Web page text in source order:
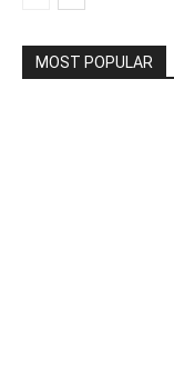
MOST POPULAR